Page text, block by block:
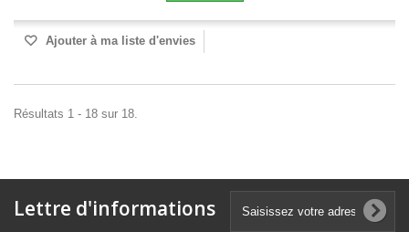
Ajouter à ma liste d'envies
Résultats 1 - 18 sur 18.
Lettre d'informations